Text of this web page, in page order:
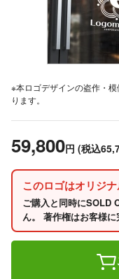
※本ロゴデザインの盗作・
ります。
59,800円 (税込
このロゴはオリジ
ご購入と同時にSOLD
ん。 著作権はお客様に